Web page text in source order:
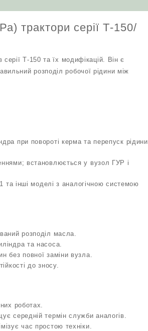
трактори серії Т‑150/
Т‑150 та їх модифікацій. Він є
розподіл робочої рідини між
при повороті керма та перепуск рідини
встановлюється у вузол ГУР і
та інші моделі з аналогічною системою
розподіл масла.
та насоса.
без повної заміни вузла.
до зносу.
роботах.
середній термін служби аналогів.
час простою техніки.